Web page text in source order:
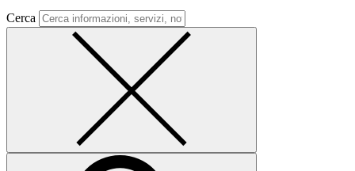
Cerca